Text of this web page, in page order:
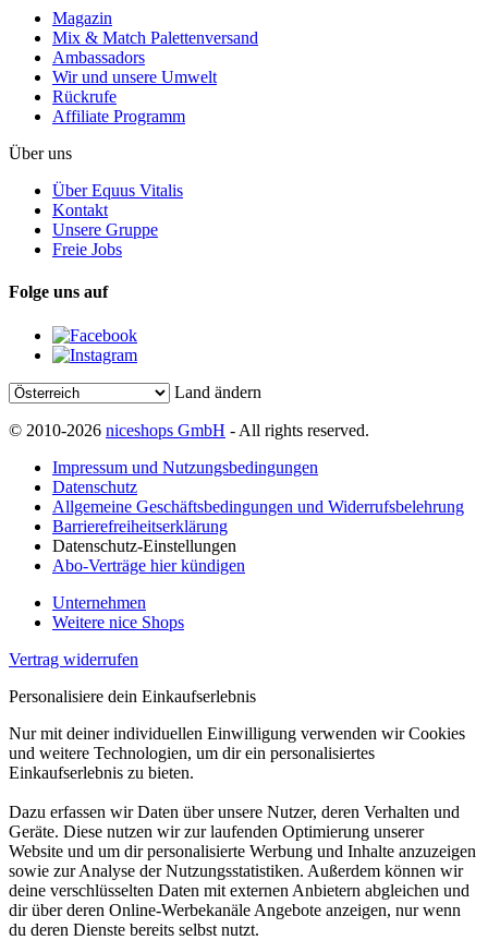
Magazin
Mix & Match Palettenversand
Ambassadors
Wir und unsere Umwelt
Rückrufe
Affiliate Programm
Über uns
Über Equus Vitalis
Kontakt
Unsere Gruppe
Freie Jobs
Folge uns auf
Land ändern
© 2010-2026 niceshops GmbH - All rights reserved.
Impressum und Nutzungsbedingungen
Datenschutz
Allgemeine Geschäftsbedingungen und Widerrufsbelehrung
Barrierefreiheitserklärung
Datenschutz-Einstellungen
Abo-Verträge hier kündigen
Unternehmen
Weitere nice Shops
Vertrag widerrufen
Personalisiere dein Einkaufserlebnis
Nur mit deiner individuellen Einwilligung verwenden wir Cookies
und weitere Technologien, um dir ein personalisiertes
Einkaufserlebnis zu bieten.
Dazu erfassen wir Daten über unsere Nutzer, deren Verhalten und
Geräte. Diese nutzen wir zur laufenden Optimierung unserer
Website und um dir personalisierte Werbung und Inhalte anzuzeigen
sowie zur Analyse der Nutzungsstatistiken. Außerdem können wir
deine verschlüsselten Daten mit externen Anbietern abgleichen und
dir über deren Online-Werbekanäle Angebote anzeigen, nur wenn
du deren Dienste bereits selbst nutzt.